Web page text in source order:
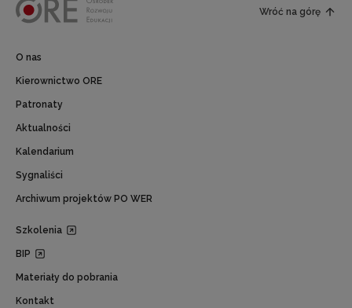
Wróć na górę
O nas
Kierownictwo ORE
Patronaty
Aktualności
Kalendarium
Sygnaliści
Archiwum projektów PO WER
Szkolenia
BIP
Materiały do pobrania
Kontakt